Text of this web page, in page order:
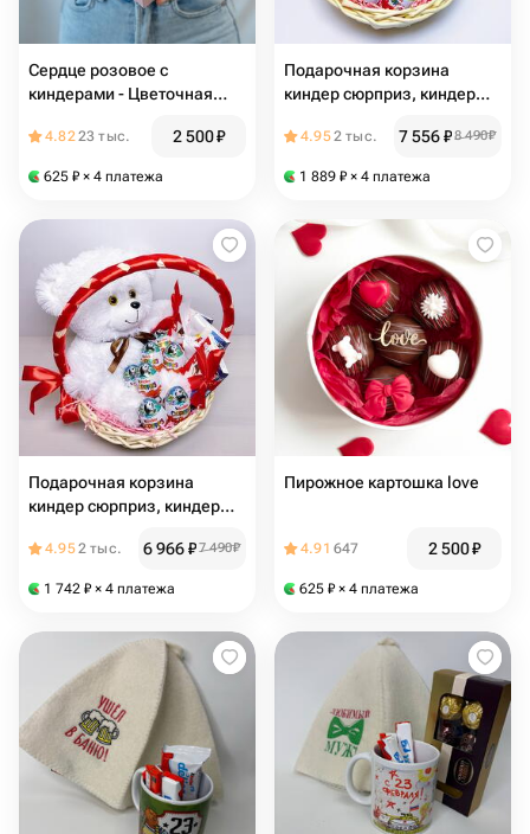
Сердце розовое с
киндерами - Цветочная
4.8223 тыс. 2 500₽
625 ₽ × 4 платежа
Подарочная корзина
киндер сюрприз, киндер
4.952 тыс. 7 556₽8 490₽
1 889 ₽ × 4 платежа
Подарочная корзина
киндер сюрприз, киндер
мишка
4.952 тыс. 6 966₽7 490₽
1 742 ₽ × 4 платежа
Пирожное картошка love
4.91 647 2 500₽
625 ₽ × 4 платежа